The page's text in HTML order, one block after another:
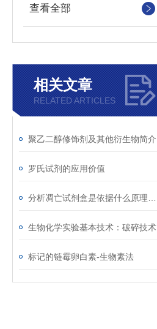
查看全部
相关文章
RELATED ARTICLES
聚乙二醇修饰剂及其他衍生物简介
罗氏试剂的应用价值
生物化学实验基本技术：破碎技术
标记的链霉卵白素-生物素法